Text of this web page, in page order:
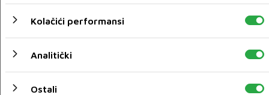
Amina Kajtaz izabrana za Miss sporta Hrvatske
Kolačići performansi
Analitički
Ostali